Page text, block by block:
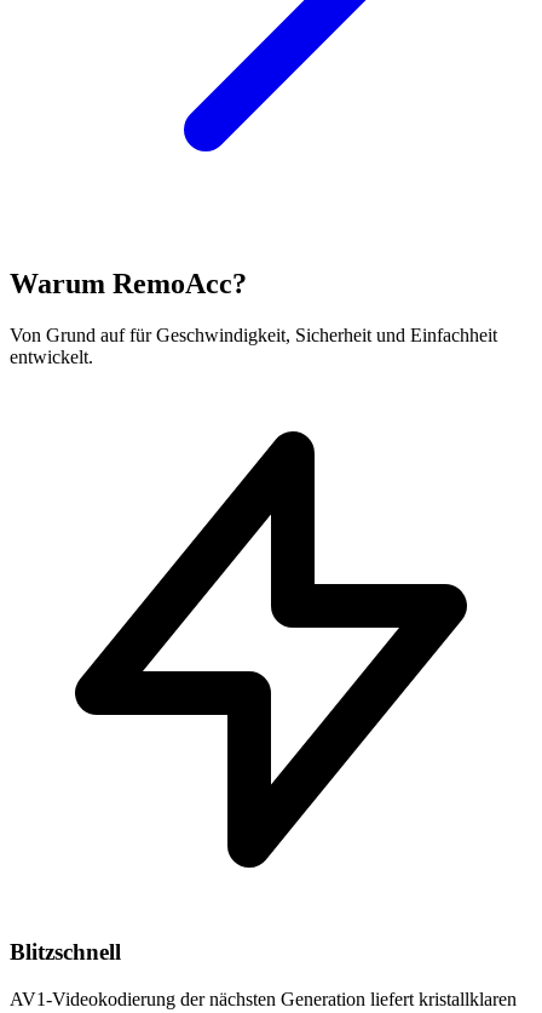
Warum RemoAcc?
Von Grund auf für Geschwindigkeit, Sicherheit und Einfachheit
entwickelt.
Blitzschnell
AV1-Videokodierung der nächsten Generation liefert kristallklaren